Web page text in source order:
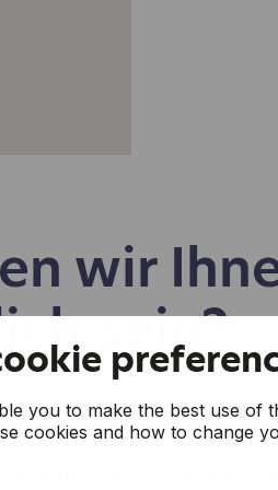
wir
sein?
benutzerfreundlich wie
bestehen oder Sie
oder kontaktieren Sie
you to make the best use of
cookies and how to change